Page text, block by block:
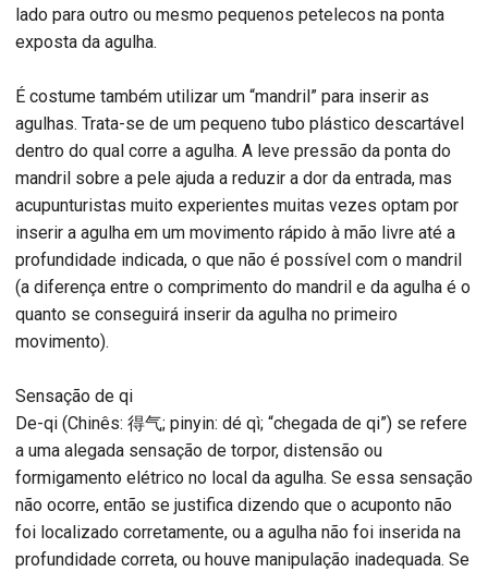
lado para outro ou mesmo pequenos petelecos na ponta
exposta da agulha.
É costume também utilizar um “mandril” para inserir as
agulhas. Trata-se de um pequeno tubo plástico descartável
dentro do qual corre a agulha. A leve pressão da ponta do
mandril sobre a pele ajuda a reduzir a dor da entrada, mas
acupunturistas muito experientes muitas vezes optam por
inserir a agulha em um movimento rápido à mão livre até a
profundidade indicada, o que não é possível com o mandril
(a diferença entre o comprimento do mandril e da agulha é o
quanto se conseguirá inserir da agulha no primeiro
movimento).
Sensação de qi
De-qi (Chinês: 得气; pinyin: dé qì; “chegada de qi”) se refere
a uma alegada sensação de torpor, distensão ou
formigamento elétrico no local da agulha. Se essa sensação
não ocorre, então se justifica dizendo que o acuponto não
foi localizado corretamente, ou a agulha não foi inserida na
profundidade correta, ou houve manipulação inadequada. Se